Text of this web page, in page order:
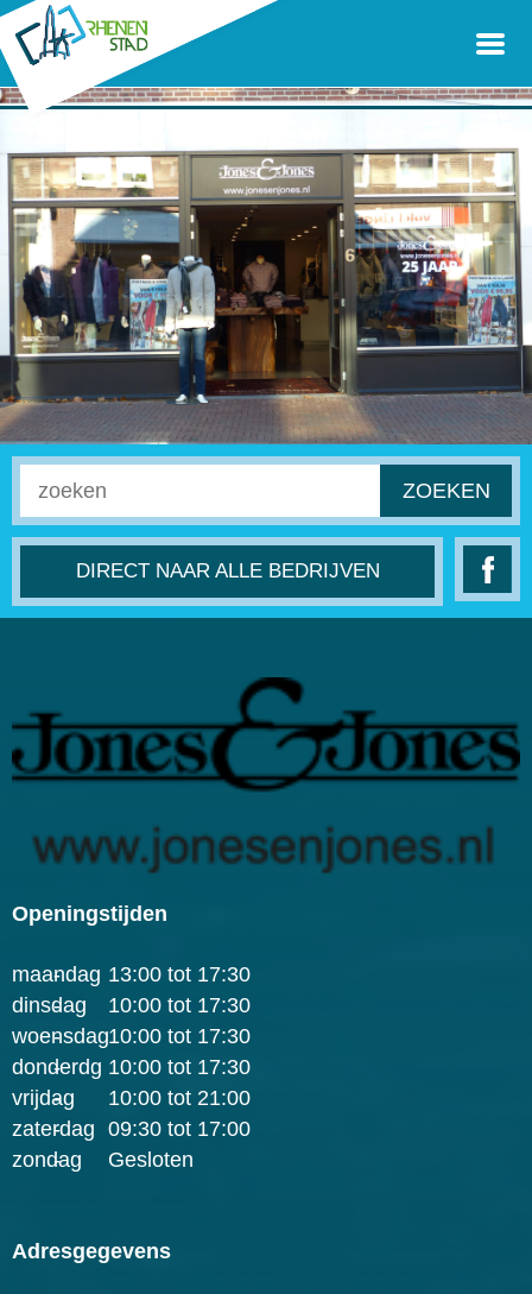
ZOEKEN
DIRECT NAAR ALLE BEDRIJVEN
Openingstijden
maandag
-
13:00 tot 17:30
dinsdag
-
10:00 tot 17:30
woensdag
-
10:00 tot 17:30
donderdg
-
10:00 tot 17:30
vrijdag
-
10:00 tot 21:00
zaterdag
-
09:30 tot 17:00
zondag
- Gesloten
Adresgegevens